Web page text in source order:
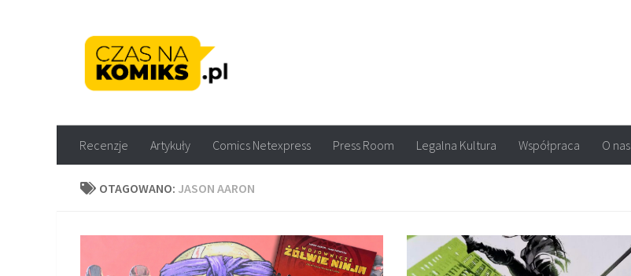
Recenzje Artykuły Comics Netexpress Press Room Legalna Kultura Współpraca O nas
OTAGOWANO: JASON AARON